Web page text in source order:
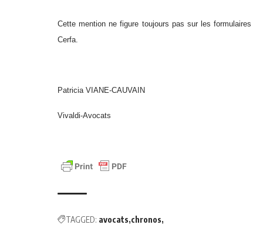
Cette mention ne figure toujours pas sur les formulaires
Cerfa.
Patricia VIANE-CAUVAIN
Vivaldi-Avocats
TAGGED: avocats chronos